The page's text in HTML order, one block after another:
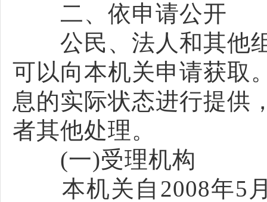
二、依申请公开
公民、法人和其他组
可以向本机关申请获取
息的实际状态进行提供
者其他处理。
(一)受理机构
本机关自2008年5月